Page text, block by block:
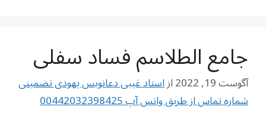
جامع الطلاسم فساد سفلی
آگوست 19, 2022 ازاستاد غیبی دعانویس یهودی تضمینی
شماره تماس از طریق واتس آپ 00442032398425